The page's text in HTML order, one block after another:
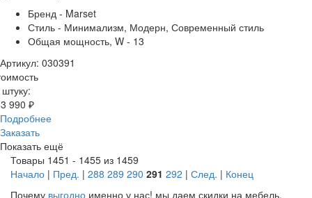
Бренд - Marset
Стиль - Минимализм, Модерн, Современный стиль
Общая мощность, W - 13
Артикул: 030391
990 ₽
Подробнее
Заказать
Показать ещё
Товары 1451 - 1455 из 1459
Начало | Пред. | 288 289 290 291 292 | След. | Конец
Почему выгодно именно у нас! мы даем скидки на мебель,